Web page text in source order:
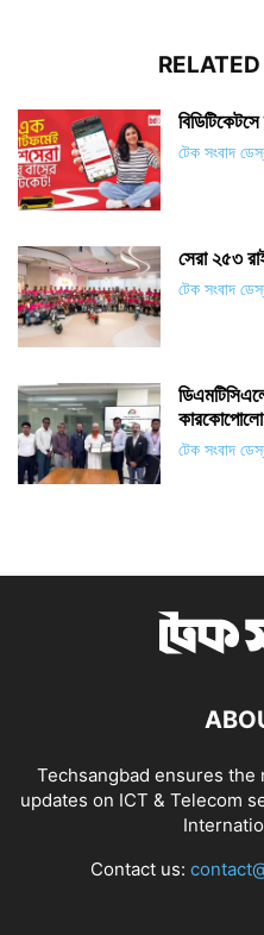
টেক সংবাদ
সেরা ২৫৩
টেক সংবাদ
কারকোপোলো
টেক সংবাদ
Techsangbad ensures
updates on ICT & Telecom
Contact us: